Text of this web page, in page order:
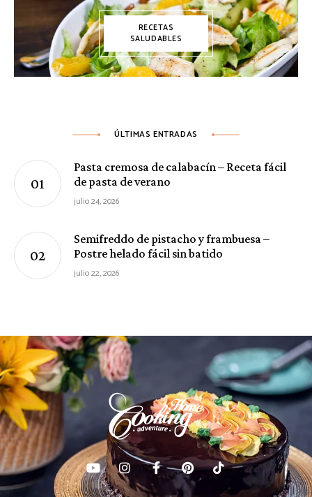
RECETAS
SALUDABLES
ÚLTIMAS ENTRADAS
Pasta cremosa de calabacín – Receta fácil
de pasta de verano
julio 24, 2026
Semifreddo de pistacho y frambuesa –
Postre helado fácil sin batido
julio 22, 2026